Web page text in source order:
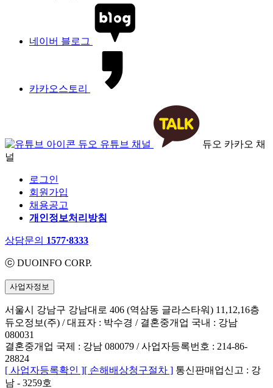
네이버 블로그
카카오스토리
듀오 유튜브 채널
듀오 카카오 채
널
로그인
회원가입
채용공고
개인정보처리방침
상담문의 1577·8333
ⓒ DUOINFO CORP.
사업자정보
서울시 강남구 강남대로 406 (역삼동 글라스타워) 11,12,16층
듀오정보(주) / 대표자 : 박수경 / 결혼중개업 국내 : 강남
080031
결혼중개업 국제 : 강남 080079 / 사업자등록번호 : 214-86-
28824
[ 사업자등록확인 ][ 손해배상청구절차 ] 통신판매업신고 : 강
남 - 3259호